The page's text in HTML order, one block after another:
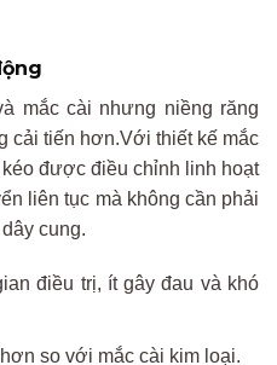
mắc cài nhưng niềng răng
cải tiến hơn.Với thiết kế mắc
được điều chỉnh linh hoạt
liên tục mà không cần phải
cung.
điều trị, ít gây đau và khó
so với mắc cài kim loại.